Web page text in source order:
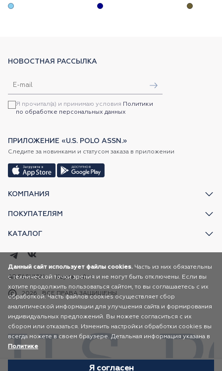
КОМПАНИЯ
ПОКУПАТЕЛЯМ
КАТАЛОГ
НОВОСТНАЯ РАССЫЛКА
Я прочитал(а) и принимаю условия Политики
по обработке персональных данных
ПРИЛОЖЕНИЕ «U.S. POLO ASSN.»
Следите за новинками и статусом заказа в приложении
2026 ВСЕ ПРАВА ЗАЩИЩЕНЫ
AR FASHION Карта сайта
Данный сайт использует файлы cookies. Часть из них обязательны
с технической точки зрения и не могут быть отключены. Если вы
хотите продолжить пользоваться сайтом, то вы соглашаетесь с их
обработкой. Часть файлов cookies осуществляет сбор
аналитической информации для улучшения сайта и формирования
индивидуальных предложений. Вы можете согласиться с их
сбором или отказаться. Изменить настройки обработки cookies вы
всегда можете в своем браузере. Детальная информация указана в
Политике
Я согласен